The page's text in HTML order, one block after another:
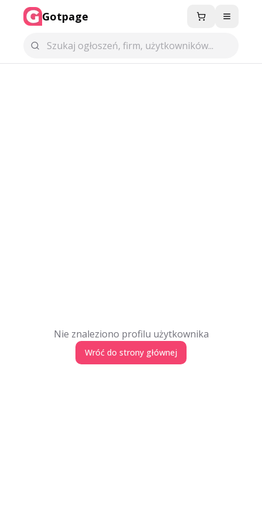
Gotpage Menu
Nie znaleziono profilu użytkownika
Wróć do strony głównej